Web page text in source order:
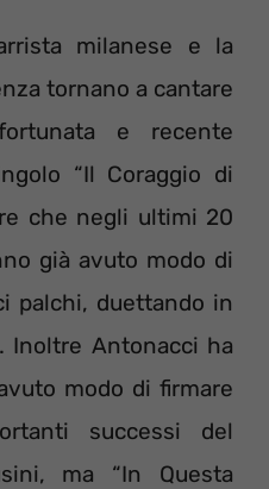
milanese e la
tornano a cantare
e recente
“Il Coraggio di
che negli ultimi 20
già avuto modo di
palchi, duettando in
Inoltre Antonacci ha
modo di firmare
successi del
ma “In Questa